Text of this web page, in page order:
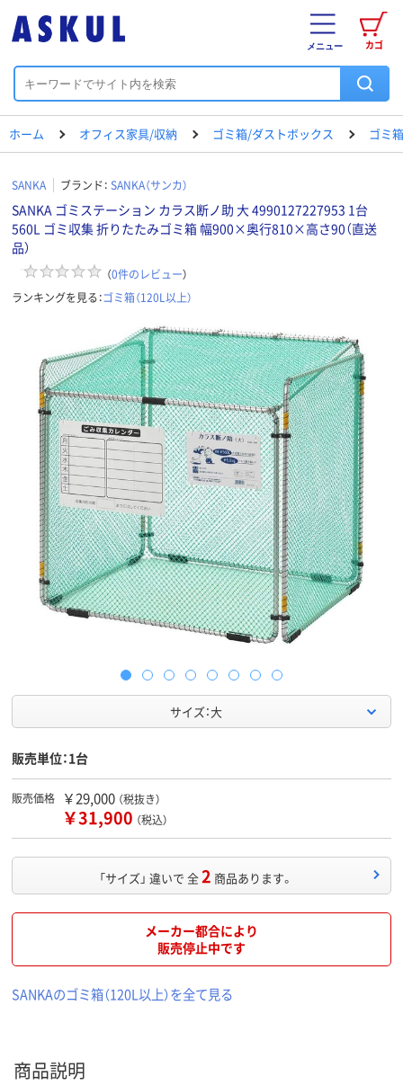
カゴ
メニュー
ホーム オフィス家具/収納 ゴミ箱/ダストボックス ゴミ
SANKA ブランド： SANKA（サンカ）
SANKA ゴミステーション カラス断ノ助 大 4990127227953 1台
560L ゴミ収集 折りたたみゴミ箱 幅900×奥行810×高さ90（直送
品）
（0件のレビュー）
ランキングを見る：ゴミ箱（120L以上）
サイズ：大
販売単位：1台
販売価格 ￥29,000 （税抜き）
￥31,900 （税込）
「サイズ」 違いで 全2 商品あります。
メーカー都合により
販売停止中です
SANKAのゴミ箱（120L以上）を全て見る
商品説明